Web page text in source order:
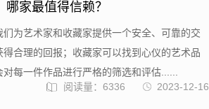
家最值得信赖？
为艺术家和收藏家提供一个安全、可靠的交
合理的回报；收藏家可以找到心仪的艺术品
每一件作品进行严格的筛选和评估......
2023-12-16
阅读量：6336